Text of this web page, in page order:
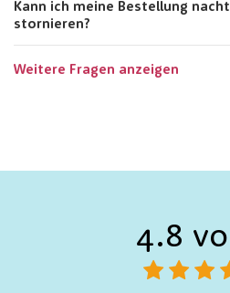
Kann ich meine Bestellung
stornieren?
Weitere Fragen anzeigen
4.8